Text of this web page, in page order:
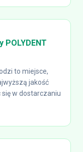
to miejsce,
jakość
w dostarczaniu